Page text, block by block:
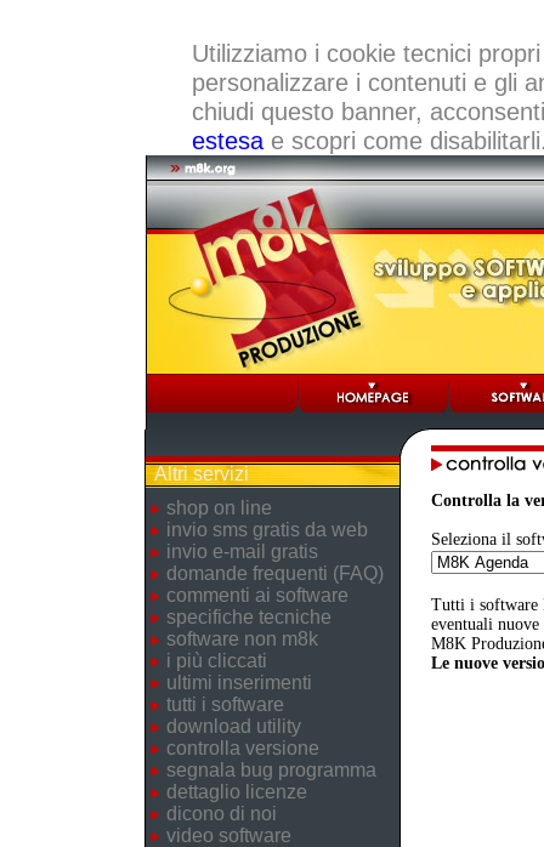
Utilizziamo i cookie tecnici
personalizzare i contenuti e gli
chiudi questo banner,
estesae scopri come
Altri servizi
shop on line
invio sms gratis da web
invio e-mail gratis
domande frequenti (FAQ)
commenti ai software
specifiche tecniche
software non m8k
i più cliccati
ultimi inserimenti
tutti i software
download utility
controlla versione
segnala bug programma
dettaglio licenze
dicono di noi
video software
Controlla la
Seleziona il
Tutti i software
eventuali
M8K
Le nuove